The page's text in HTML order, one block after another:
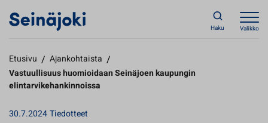
Haku Valikko
Etusivu / Ajankohtaista /
Vastuullisuus huomioidaan Seinäjoen kaupungin
elintarvikehankinnoissa
30.7.2024Tiedotteet